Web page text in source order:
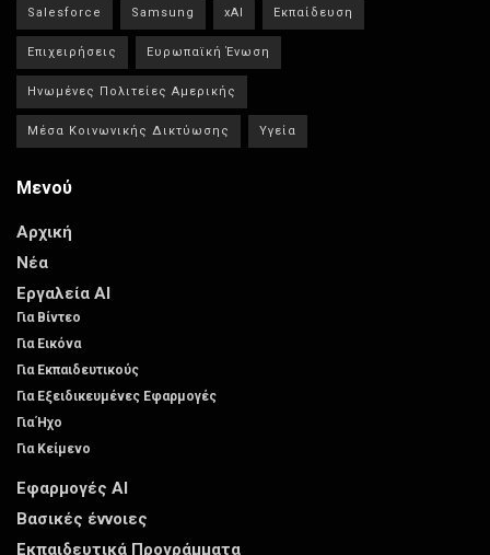
Salesforce Samsung xAI Εκπαίδευση
Επιχειρήσεις Ευρωπαϊκή Ένωση
Ηνωμένες Πολιτείες Αμερικής
Μέσα Κοινωνικής Δικτύωσης Υγεία
Μενού
Αρχική
Νέα
Εργαλεία AI
Για Βίντεο
Για Εικόνα
Για Εκπαιδευτικούς
Για Εξειδικευμένες Εφαρμογές
Για Ήχο
Για Κείμενο
Εφαρμογές AI
Βασικές έννοιες
Εκπαιδευτικά Προγράμματα